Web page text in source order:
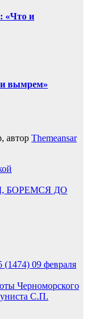
«Что и
вымрем»
автор Themeansar
БОРЕМСЯ ДО
(1474) 09 февраля
Черноморского
С.П.